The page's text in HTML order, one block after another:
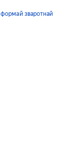
формай зваротнай